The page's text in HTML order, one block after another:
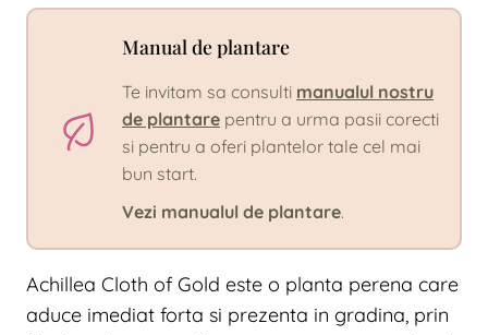
Manual de plantare
Te invitam sa consulti manualul nostru
de plantare pentru a urma pasii corecti
si pentru a oferi plantelor tale cel mai
bun start.
Vezi manualul de plantare.
Achillea Cloth of Gold este o planta perena care
aduce imediat forta si prezenta in gradina, prin